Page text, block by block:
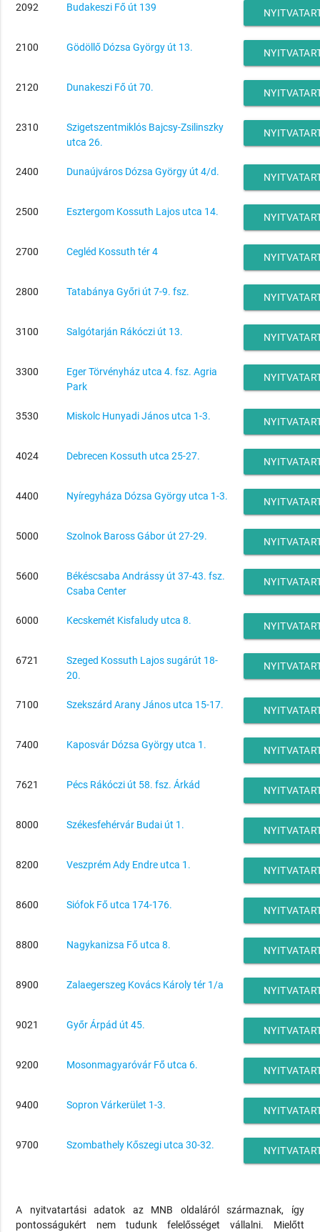
2092 Budakeszi Fő út 139
2100 Gödöllő Dózsa György út 13.
2120 Dunakeszi Fő út 70.
2310
Szigetszentmiklós Bajcsy-Zsilinszky
utca 26.
2400 Dunaújváros Dózsa György út 4/d.
2500 Esztergom Kossuth Lajos utca 14.
2700 Cegléd Kossuth tér 4
2800 Tatabánya Győri út 7-9. fsz.
3100 Salgótarján Rákóczi út 13.
3300
Eger Törvényház utca 4. fsz. Agria
Park
3530 Miskolc Hunyadi János utca 1-3.
4024 Debrecen Kossuth utca 25-27.
4400 Nyíregyháza Dózsa György utca 1-3.
5000 Szolnok Baross Gábor út 27-29.
5600
Békéscsaba Andrássy út 37-43. fsz.
Csaba Center
6000 Kecskemét Kisfaludy utca 8.
6721
Szeged Kossuth Lajos sugárút 18-
20.
7100 Szekszárd Arany János utca 15-17.
7400 Kaposvár Dózsa György utca 1.
7621 Pécs Rákóczi út 58. fsz. Árkád
8000 Székesfehérvár Budai út 1.
8200 Veszprém Ady Endre utca 1.
8600 Siófok Fő utca 174-176.
8800 Nagykanizsa Fő utca 8.
8900 Zalaegerszeg Kovács Károly tér 1/a
9021 Győr Árpád út 45.
9200 Mosonmagyaróvár Fő utca 6.
9400 Sopron Várkerület 1-3.
9700 Szombathely Kőszegi utca 30-32.
A nyitvatartási adatok az MNB oldaláról származnak, így
pontosságukért nem tudunk felelősséget vállalni. Mielőtt